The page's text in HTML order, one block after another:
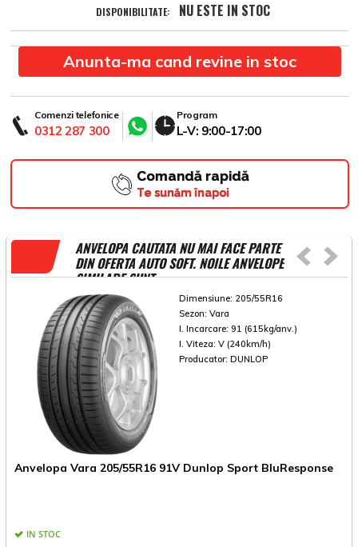
DISPONIBILITATE: NU ESTE IN STOC
Anunta-ma cand revine in stoc
Comenzi telefonice
0312 287 300
Program
L-V: 9:00-17:00
Comandă rapidă
Te sunăm înapoi
ANVELOPA CAUTATA NU MAI FACE PARTE
DIN OFERTA AUTO SOFT. NOILE ANVELOPE
SIMILARE SUNT
Dimensiune: 205/55R16
Sezon: Vara
I. Incarcare: 91 (615kg/anv.)
I. Viteza: V (240km/h)
Producator: DUNLOP
Anvelopa Vara 205/55R16 91V Dunlop Sport BluResponse
IN STOC